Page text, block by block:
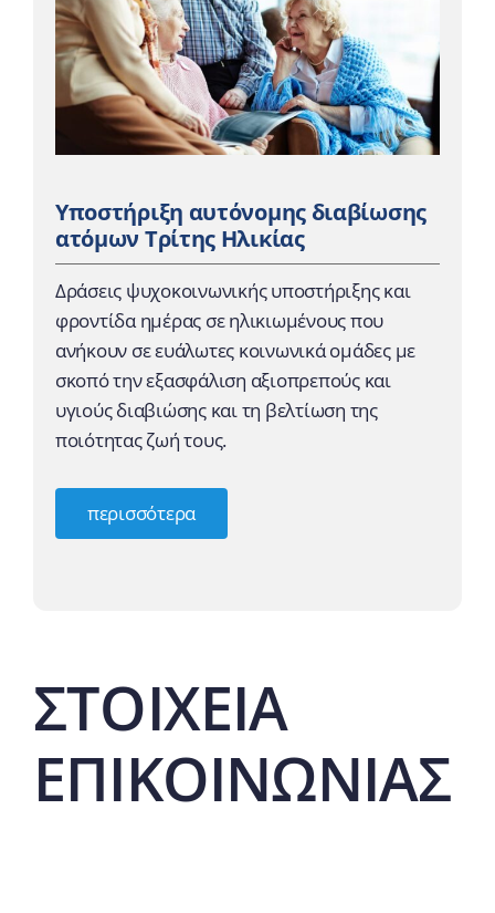
Υποστήριξη αυτόνομης διαβίωσης
ατόμων Τρίτης Ηλικίας
Δράσεις ψυχοκοινωνικής υποστήριξης και
φροντίδα ημέρας σε ηλικιωμένους που
ανήκουν σε ευάλωτες κοινωνικά ομάδες με
σκοπό την εξασφάλιση αξιοπρεπούς και
υγιούς διαβιώσης και τη βελτίωση της
ποιότητας ζωή τους.
περισσότερα
ΣΤΟΙΧΕΙΑ
ΕΠΙΚΟΙΝΩΝΙΑΣ